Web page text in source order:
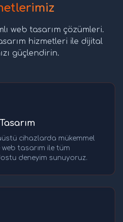
web tasarım çözümleri.
hizmetleri ile dijital
güçlendirin.
cihazlarda mükemmel
tasarım ile tüm
deneyim sunuyoruz.